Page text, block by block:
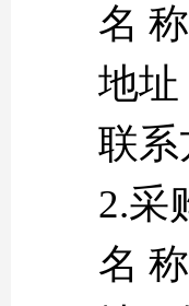
名
地
联
2.采
名